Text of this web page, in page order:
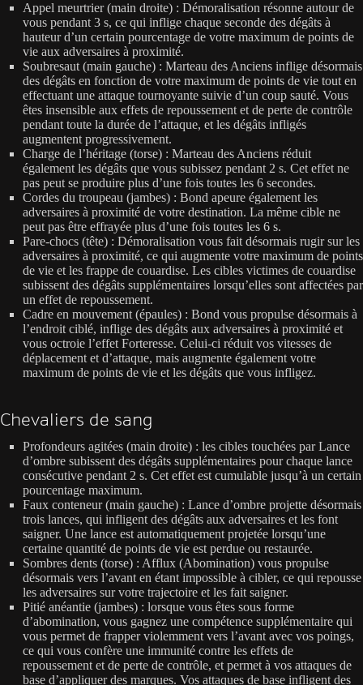
Appel meurtrier (main droite) : Démoralisation résonne autour de
vous pendant 3 s, ce qui inflige chaque seconde des dégâts à
hauteur d’un certain pourcentage de votre maximum de points de
vie aux adversaires à proximité.
Soubresaut (main gauche) : Marteau des Anciens inflige désormais
des dégâts en fonction de votre maximum de points de vie tout en
effectuant une attaque tournoyante suivie d’un coup sauté. Vous
êtes insensible aux effets de repoussement et de perte de contrôle
pendant toute la durée de l’attaque, et les dégâts infligés
augmentent progressivement.
Charge de l’héritage (torse) : Marteau des Anciens réduit
également les dégâts que vous subissez pendant 2 s. Cet effet ne
pas peut se produire plus d’une fois toutes les 6 secondes.
Cordes du troupeau (jambes) : Bond apeure également les
adversaires à proximité de votre destination. La même cible ne
peut pas être effrayée plus d’une fois toutes les 6 s.
Pare-chocs (tête) : Démoralisation vous fait désormais rugir sur les
adversaires à proximité, ce qui augmente votre maximum de points
de vie et les frappe de couardise. Les cibles victimes de couardise
subissent des dégâts supplémentaires lorsqu’elles sont affectées par
un effet de repoussement.
Cadre en mouvement (épaules) : Bond vous propulse désormais à
l’endroit ciblé, inflige des dégâts aux adversaires à proximité et
vous octroie l’effet Forteresse. Celui-ci réduit vos vitesses de
déplacement et d’attaque, mais augmente également votre
maximum de points de vie et les dégâts que vous infligez.
Chevaliers de sang
Profondeurs agitées (main droite) : les cibles touchées par Lance
d’ombre subissent des dégâts supplémentaires pour chaque lance
consécutive pendant 2 s. Cet effet est cumulable jusqu’à un certain
pourcentage maximum.
Faux conteneur (main gauche) : Lance d’ombre projette désormais
trois lances, qui infligent des dégâts aux adversaires et les font
saigner. Une lance est automatiquement projetée lorsqu’une
certaine quantité de points de vie est perdue ou restaurée.
Sombres dents (torse) : Afflux (Abomination) vous propulse
désormais vers l’avant en étant impossible à cibler, ce qui repousse
les adversaires sur votre trajectoire et les fait saigner.
Pitié anéantie (jambes) : lorsque vous êtes sous forme
d’abomination, vous gagnez une compétence supplémentaire qui
vous permet de frapper violemment vers l’avant avec vos poings,
ce qui vous confère une immunité contre les effets de
repoussement et de perte de contrôle, et permet à vos attaques de
base d’appliquer des marques. Vos attaques de base infligent des